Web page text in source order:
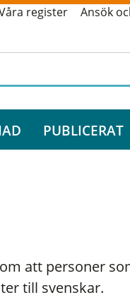
register Ansök
PUBLICERAT
att personer
till svenskar.